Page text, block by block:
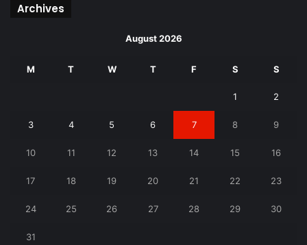
Archives
August 2026
M T W T F S S
1 2
3 4 5 6 7 8 9
10 11 12 13 14 15 16
17 18 19 20 21 22 23
24 25 26 27 28 29 30
31